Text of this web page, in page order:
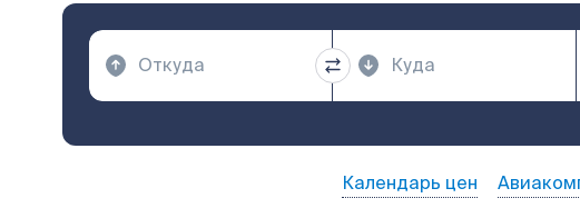
Календарь цен